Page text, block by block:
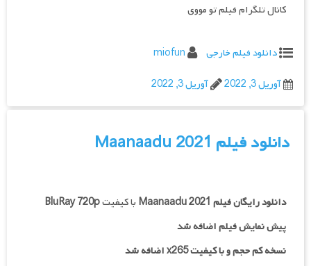
کانال تلگرام فیلم تو مووی
دانلود فیلم خارجی
miofun
آوریل 3, 2022
آوریل 3, 2022
دانلود فیلم Maanaadu 2021
دانلود رایگان فیلم Maanaadu 2021 با کیفیتBluRay 720p
پیش نمایش فیلم اضافه شد
نسخه کم حجم و با کیفیت x265 اضافه شد